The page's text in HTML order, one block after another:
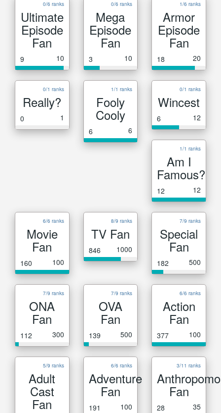
0/6 ranks
Ultimate
Episode
Fan
9 10
0/6 ranks
Mega
Episode
Fan
3 10
1/6 ranks
Armor
Episode
Fan
18 20
0/1 ranks
Really?
0 1
1/1 ranks
Fooly
Cooly
6 6
0/1 ranks
Wincest
6 12
1/1 ranks
Am I
Famous?
12 12
6/6 ranks
Movie
Fan
160 100
8/9 ranks
TV Fan
846 1000
7/9 ranks
Special
Fan
182 500
7/9 ranks
ONA
Fan
112 300
7/9 ranks
OVA
Fan
139 500
6/6 ranks
Action
Fan
377 100
5/9 ranks
Adult
Cast
Fan
6/6 ranks
Adventure
Fan
191 100
3/11 ranks
Fan
28 35